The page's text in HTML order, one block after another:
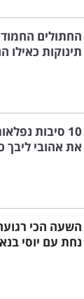
החתולים
תינוקות כאילו
10 סיבות
את אהובי ליבך
השעה הכי
נחת עם יוסי